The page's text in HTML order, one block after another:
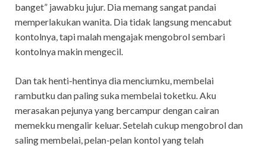
banget” jawabku jujur. Dia memang sangat pandai
memperlakukan wanita. Dia tidak langsung mencabut
kontolnya, tapi malah mengajak mengobrol sembari
kontolnya makin mengecil.
Dan tak henti-hentinya dia menciumku, membelai
rambutku dan paling suka membelai toketku. Aku
merasakan pejunya yang bercampur dengan cairan
memekku mengalir keluar. Setelah cukup mengobrol dan
saling membelai, pelan-pelan kontol yang telah